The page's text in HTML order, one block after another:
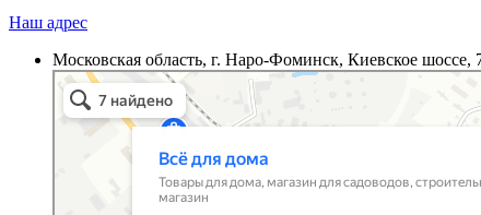
Наш адрес
Московская область, г. Наро-Фоминск, Киевское шоссе,